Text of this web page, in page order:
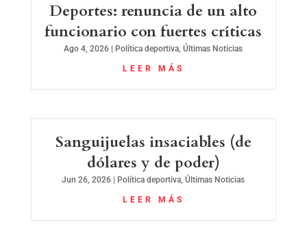
Deportes: renuncia de un alto
funcionario con fuertes críticas
Ago 4, 2026 Política deportiva,Últimas Noticias
LEER MÁS
Sanguijuelas insaciables (de
dólares y de poder)
Jun 26, 2026 Política deportiva,Últimas Noticias
LEER MÁS